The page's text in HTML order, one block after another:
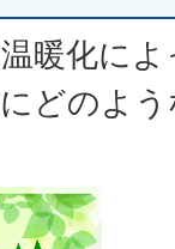
暖化に
どのよ